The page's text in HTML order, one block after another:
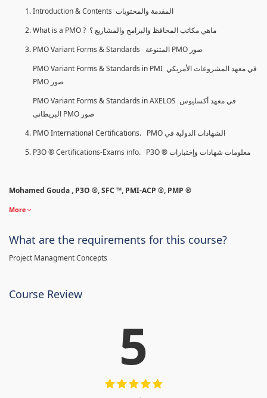
Introduction & Contents المقدمة والمحتويات
What is a PMO ? ماهي مكاتب المحافظ والبرامج والمشاريع ؟
PMO Variant Forms & Standards المتنوعة PMO صور
PMO Variant Forms & Standards in PMI في معهد المشروعات الأمريكي
PMO صور
PMO Variant Forms & Standards in AXELOS في معهد أكسليوس
البريطاني PMO صور
PMO International Certifications. PMO الشهادات الدولية في
P3O ® Certifications-Exams info. P3O ® معلومات شهادات وإختبارات
Mohamed Gouda , P3O ®, SFC ™, PMI-ACP ®, PMP ®
More
What are the requirements for this course?
Project Managment Concepts
Course Review
5